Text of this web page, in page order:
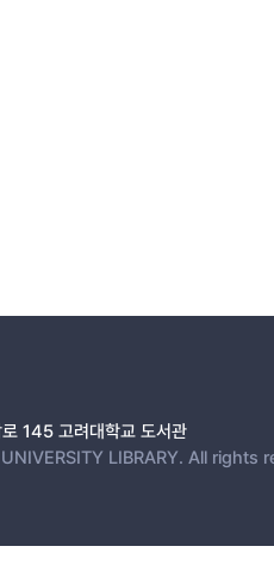
145 고려대학교 도서관
LIBRARY. All rights